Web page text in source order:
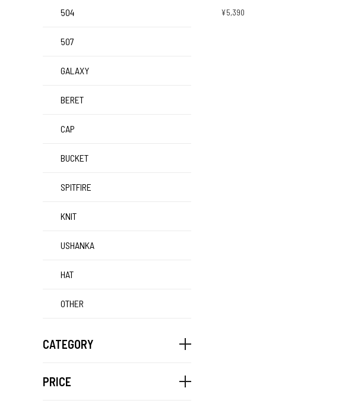
504
507
GALAXY
BERET
CAP
BUCKET
SPITFIRE
KNIT
USHANKA
HAT
OTHER
CATEGORY
PRICE
¥5,390